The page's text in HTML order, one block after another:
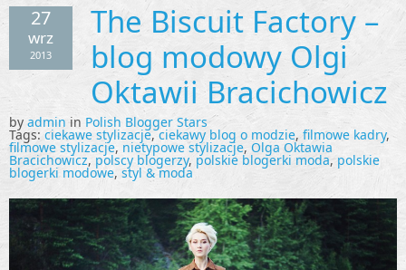
27
wrz
2013
The Biscuit Factory –
blog modowy Olgi
Oktawii Bracichowicz
by admin in Polish Blogger Stars
Tags: ciekawe stylizacje,ciekawy blog o modzie, filmowe kadry,
filmowe stylizacje, nietypowe stylizacje, Olga Oktawia
Bracichowicz, polscy blogerzy, polskie blogerki moda, polskie
blogerki modowe, styl & moda